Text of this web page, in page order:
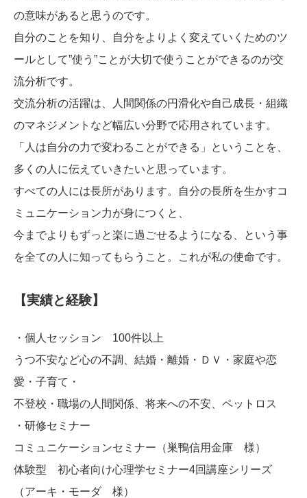
の意味があると思うのです。
自分のことを知り、自分をよりよく変えていくためのツ
ールとして”使う”ことが大切で使うことができるのが交
流分析です。
交流分析の活躍は、人間関係の円滑化や自己成長・組織
のマネジメントなど幅広い分野で応用されています。
「人は自分の力で変わることができる」ということを、
多くの人に伝えていきたいと思っています。
すべての人には長所があります。自分の長所を生かすコ
ミュニケーション力が身につくと、
今までよりもずっと楽に過ごせるようになる、という事
を全ての人に知ってもらうこと。これが私の使命です。
【実績と経験】
・個人セッション 100件以上
うつ不安など心の不調、結婚・離婚・ＤＶ・家庭や恋
愛・子育て・
不登校・職場の人間関係、将来への不安、ペットロス
・研修セミナー
コミュニケーションセミナー（巣鴨信用金庫 様）
体験型 初心者向け心理学セミナー4回講座シリーズ
（アーキ・モーダ 様）